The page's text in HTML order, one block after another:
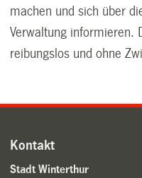
machen und sich über
Verwaltung informieren.
reibungslos und ohne
Kontakt
Stadt Winterthur